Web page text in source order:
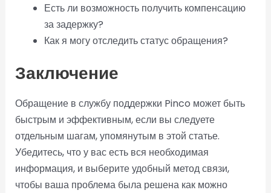
Есть ли возможность получить компенсацию
за задержку?
Как я могу отследить статус обращения?
Заключение
Обращение в службу поддержки Pinco может быть
быстрым и эффективным, если вы следуете
отдельным шагам, упомянутым в этой статье.
Убедитесь, что у вас есть вся необходимая
информация, и выберите удобный метод связи,
чтобы ваша проблема была решена как можно